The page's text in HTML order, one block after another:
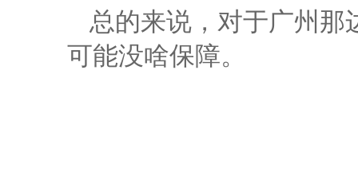
总的来说，对于广州那
可能没啥保障。